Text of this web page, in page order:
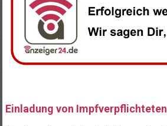
Einladung von Impfverpflichteten